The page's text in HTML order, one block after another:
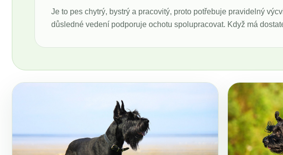
Je to pes chytrý, bystrý a pracovitý, proto potřebuje pravidelný
důsledné vedení podporuje ochotu spolupracovat. Když má